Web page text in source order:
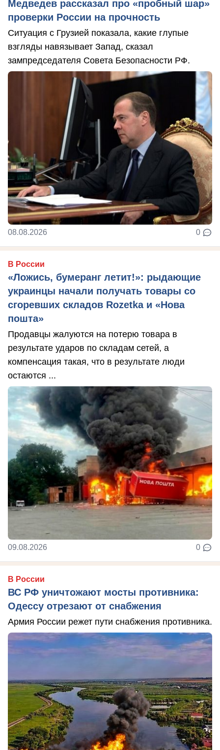
Медведев рассказал про «пробный шар»
проверки России на прочность
Ситуация с Грузией показала, какие глупые
взгляды навязывает Запад, сказал
зампредседателя Совета Безопасности РФ.
08.08.2026 0
В России
«Ложись, бумеранг летит!»: рыдающие
украинцы начали получать товары со
сгоревших складов Rozetka и «Нова
пошта»
Продавцы жалуются на потерю товара в
результате ударов по складам сетей, а
компенсация такая, что в результате люди
остаются ...
09.08.2026 0
В России
ВС РФ уничтожают мосты противника:
Одессу отрезают от снабжения
Армия России режет пути снабжения противника.